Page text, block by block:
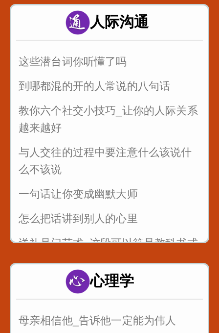
假戏假做_真热闹_哈哈
人际沟通
这些潜台词你听懂了吗
到哪都混的开的人常说的八句话
教你六个社交小技巧_让你的人际关系
越来越好
与人交往的过程中要注意什么该说什
么不该说
一句话让你变成幽默大师
怎么把话讲到别人的心里
送礼是门艺术_这段可以算是教科书式
的例子
以后有人故意刁难你_你就找到问题刁
难的点_套用在提问者身上_怼回去
管好自己的嘴_关系再好也不要说这些
心理学
母亲相信他_告诉他一定能为伟人